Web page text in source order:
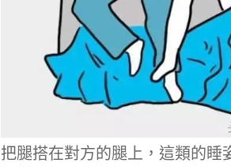
把腿搭在對方的腿上，這類的睡